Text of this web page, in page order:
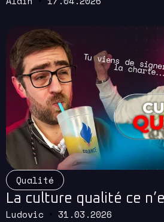
Qualité
La culture qualité ce
Ludovic 31.03.2026
Read